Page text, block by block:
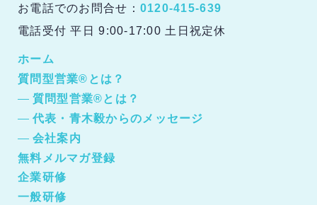
お電話でのお問合せ： 0120-415-639
電話受付 平日 9:00-17:00 土日祝定休
ホーム
質問型営業®とは？
質問型営業®とは？
代表・青木毅からのメッセージ
会社案内
無料メルマガ登録
企業研修
一般研修